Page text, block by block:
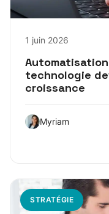
1 juin 2026
technologie
croissance
Myriam
STRATÉGIE